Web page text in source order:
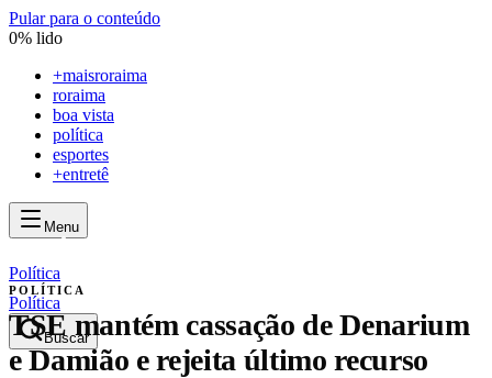
Pular para o conteúdo
0% lido
+maisroraima
roraima
boa vista
política
esportes
+entretê
Menu
maisroraima
mais
Política
Buscar
Política
POLÍTICA
TSE mantém cassação de Denarium
e Damião e rejeita último recurso